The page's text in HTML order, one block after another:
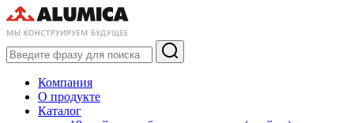
Компания
О продукте
Каталог